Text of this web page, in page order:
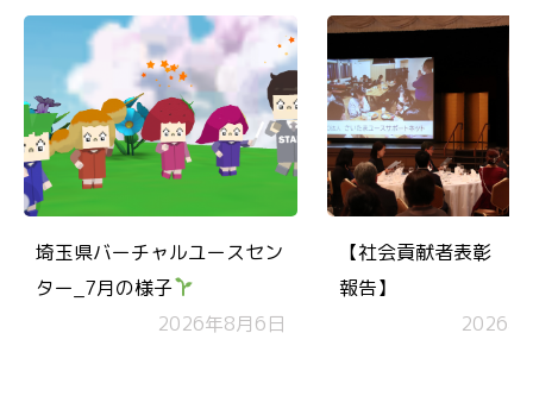
埼玉県バーチャルユースセン
ター_7月の様子
2026年8月6日
【社会貢献者表彰
報告】
2026年